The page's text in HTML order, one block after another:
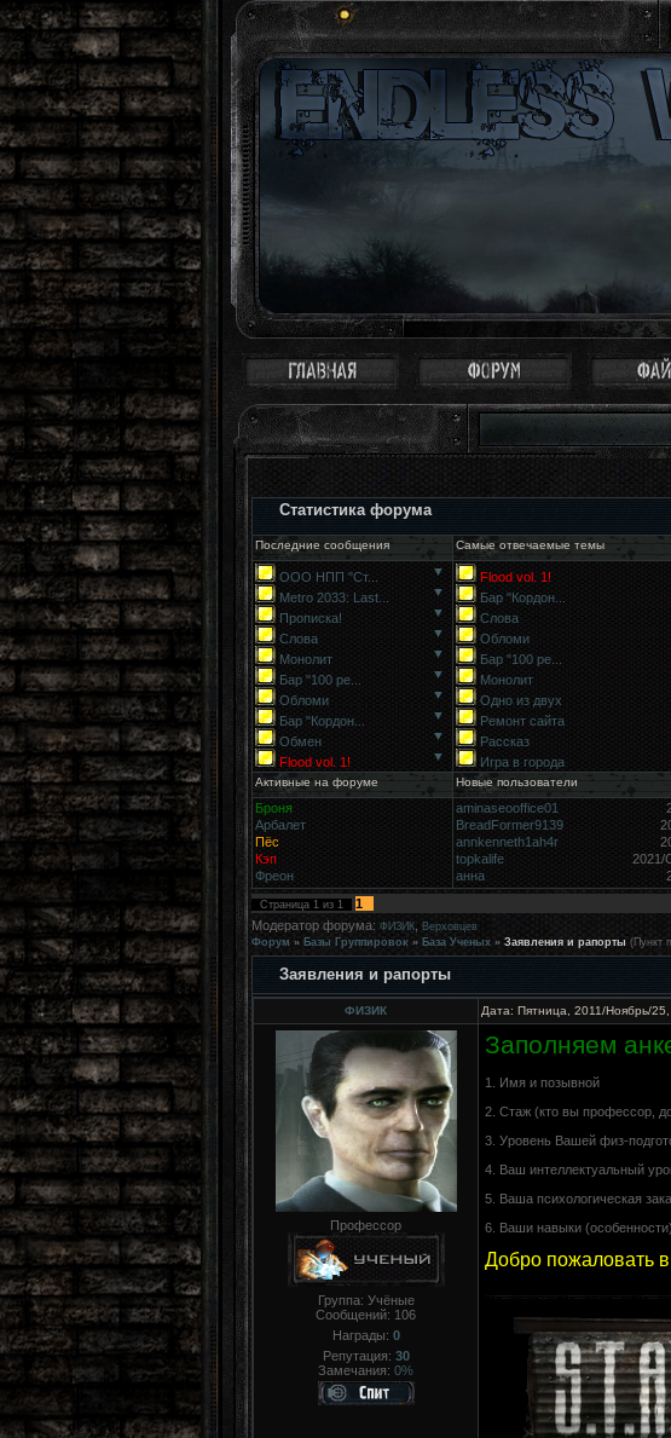
Зона -
Статистика форума
Последние сообщения Самые отвечаемые темы
ООО НПП "Ст...
▼
Metro 2033: Last...
▼
Прописка!
▼
Слова
▼
Монолит
▼
Бар "100 ре...
▼
Обломи
▼
Бар "Кордон...
▼
Обмен
▼
Flood vol. 1!
▼
Flood vol. 1!
Бар "Кордон...
Слова
Обломи
Бар "100 ре...
Монолит
Одно из двух
Ремонт сайта
Рассказ
Игра в города
Активные на форуме Новые пользователи
Броня
Арбалет
Пёс
Кэп
Фреон
aminaseooffice01
BreadFormer9139
annkenneth1ah4r
topkalife
2021/
анна
Страница 1 из 1
1
Модератор форума: ФИЗИК
Верховцев
Форум » Базы Группировок » База Ученых » Заявления и рапорты (Пункт
Заявления и рапорты
ФИЗИК Дата: Пятница, 2011/Ноябрь/
Профессор
Группа: Учёные
Сообщений: 106
Награды: 0
Репутация: 30
Замечания: 0%
Заполняем
1. Имя и позывной
2. Стаж (кто вы профессор,
3. Уровень Вашей физ-
4. Ваш интеллектуальный
5. Ваша психологическая
6. Ваши навыки (особенности).
Добро пожаловать